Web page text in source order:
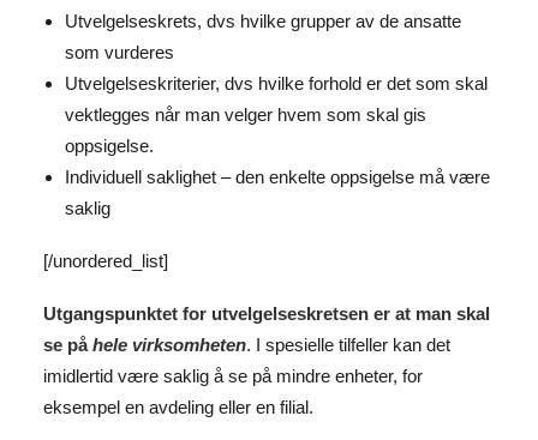
Utvelgelseskrets, dvs hvilke grupper av de ansatte
som vurderes
Utvelgelseskriterier, dvs hvilke forhold er det som skal
vektlegges når man velger hvem som skal gis
oppsigelse.
Individuell saklighet – den enkelte oppsigelse må være
saklig
[/unordered_list]
Utgangspunktet for utvelgelseskretsen er at man skal
se påhele virksomheten. I spesielle tilfeller kan det
imidlertid være saklig å se på mindre enheter, for
eksempel en avdeling eller en filial.